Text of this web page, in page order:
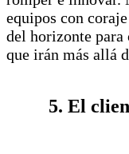
equipos con
del horizonte para
que irán más allá
5. El